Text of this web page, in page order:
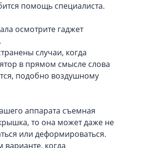
помощь специалиста.
осмотрите гаджет
случаи, когда
в прямом смысле слова
подобно воздушному
аппарата съемная
то она может даже не
или деформироваться.
варианте, когда